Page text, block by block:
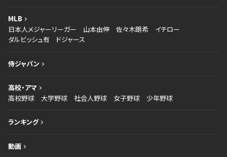
MLB
日本人メジャーリーガー
山本由伸 佐々木朗希
イチロー
ダルビッシュ有
ドジャース
侍ジャパン
高校・アマ
高校野球
大学野球 社会人野球 女子野球 少年野球
ランキング
動画